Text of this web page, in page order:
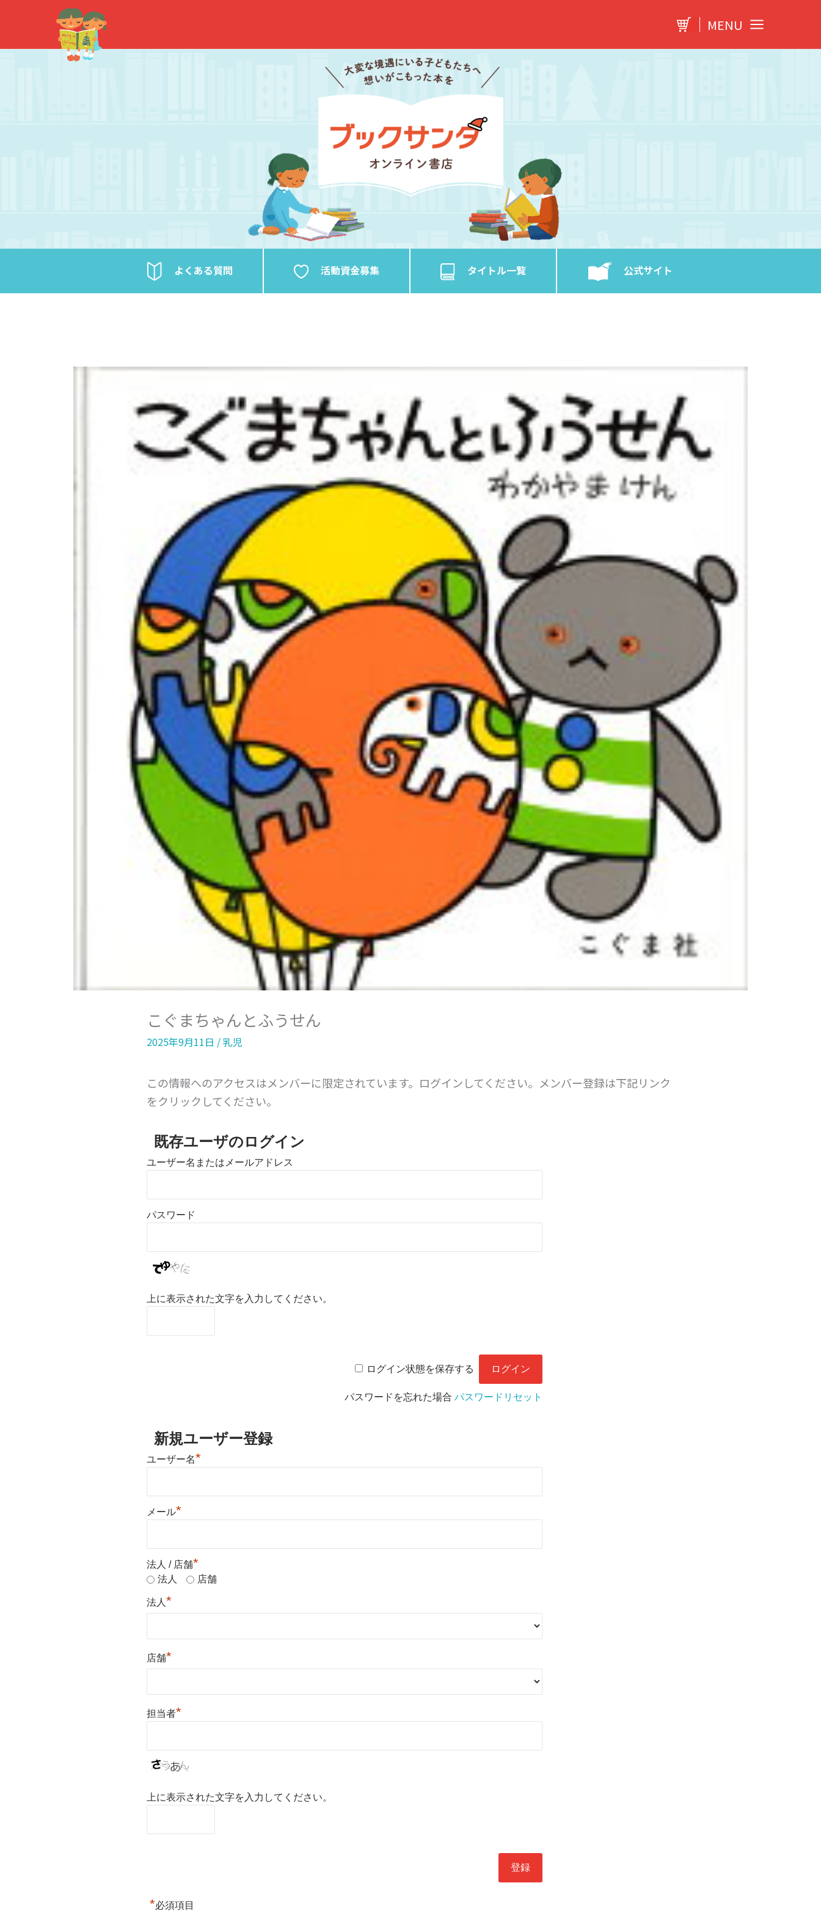
を
MENU
よくある質問 活動資金募集 タイトル一覧 公式サイト
こぐまちゃんとふうせん
2025年9月11日 /乳児
この情報へのアクセスはメンバーに限定されています。ログインしてください。メンバー登録は下記リンク
をクリックしてください。
既存ユーザのログイン
ユーザー名またはメールアドレス
パスワード
上に表示された文字を入力してください。
ログイン状態を保存する
パスワードを忘れた場合 パスワードリセット
新規ユーザー登録
ユーザー名*
メール*
法人 / 店舗*
法人 店舗
法人 *
店舗*
担当者*
上に表示された文字を入力してください。
*必須項目